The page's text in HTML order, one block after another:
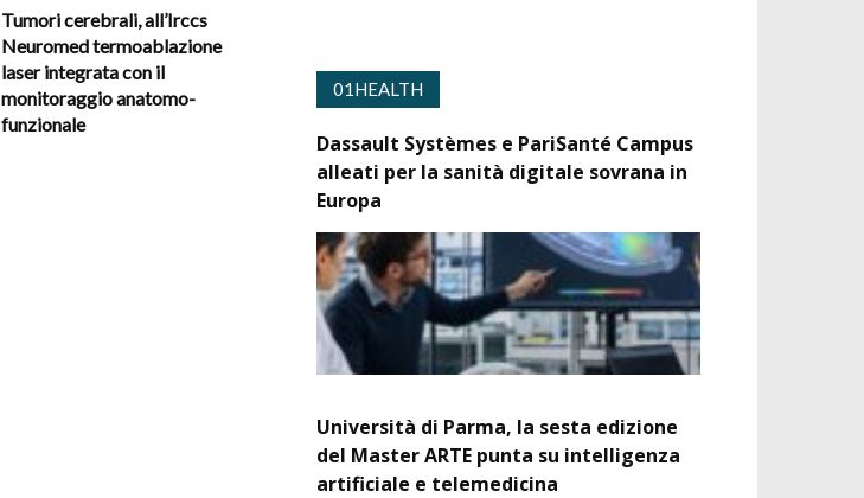
Tumori cerebrali, all’Irccs
Neuromed termoablazione
laser integrata con il
monitoraggio anatomo-
funzionale
01HEALTH
Dassault Systèmes e PariSanté Campus
alleati per la sanità digitale sovrana in
Europa
Università di Parma, la sesta edizione
del Master ARTE punta su intelligenza
artificiale e telemedicina